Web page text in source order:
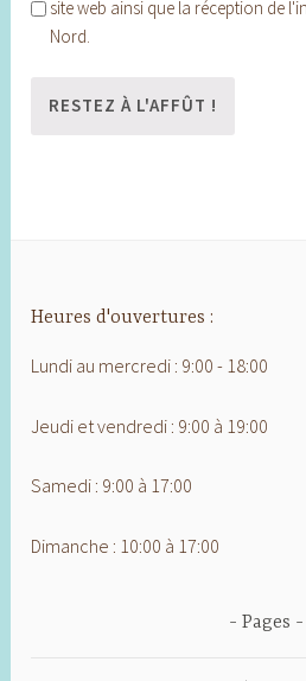
site web ainsi que la réception de
Nord.
Heures d'ouvertures :
Lundi au mercredi : 9:00 - 18:00
Jeudi et vendredi : 9:00 à 19:00
Samedi : 9:00 à 17:00
Dimanche : 10:00 à 17:00
Pages